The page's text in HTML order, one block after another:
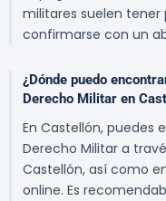
militares suelen
confirmarse con un
¿Dónde puedo
Derecho Militar en
En Castellón, puedes
Derecho Militar a
Castellón, así como
online. Es